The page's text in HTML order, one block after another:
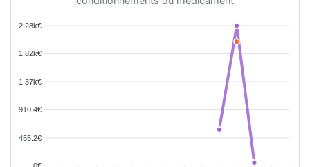
2.28k€
1.82k€
1.37k€
910.4€
455.2€